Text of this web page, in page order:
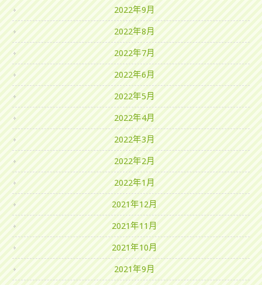
2022年9月
2022年8月
2022年7月
2022年6月
2022年5月
2022年4月
2022年3月
2022年2月
2022年1月
2021年12月
2021年11月
2021年10月
2021年9月